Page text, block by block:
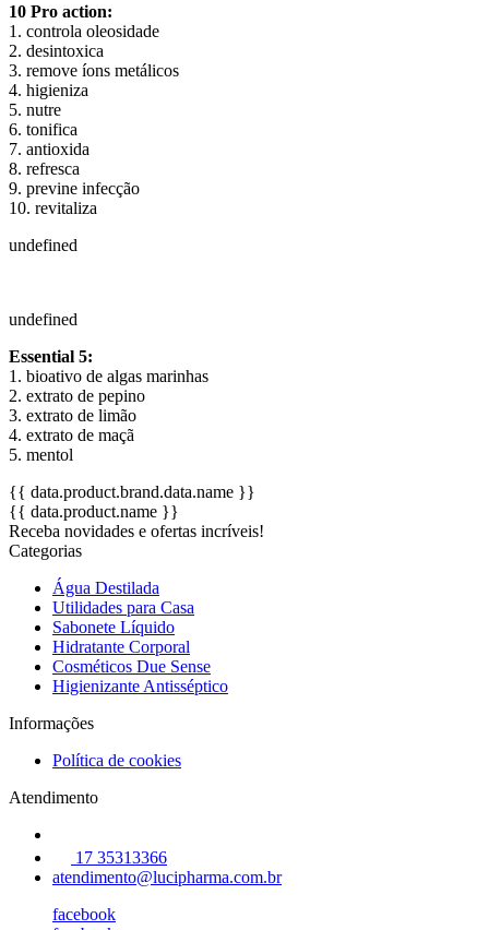
10 Pro action:
1. controla oleosidade
2. desintoxica
3. remove íons metálicos
4. higieniza
5. nutre
6. tonifica
7. antioxida
8. refresca
9. previne infecção
10. revitaliza
undefined
undefined
Essential 5:
1. bioativo de algas marinhas
2. extrato de pepino
3. extrato de limão
4. extrato de maçã
5. mentol
{{ data.product.brand.data.name }}
{{ data.product.name }}
Receba novidades e ofertas incríveis!
Categorias
Água Destilada
Utilidades para Casa
Sabonete Líquido
Hidratante Corporal
Cosméticos Due Sense
Higienizante Antisséptico
Informações
Política de cookies
Atendimento
17 35313366
atendimento@lucipharma.com.br
facebook